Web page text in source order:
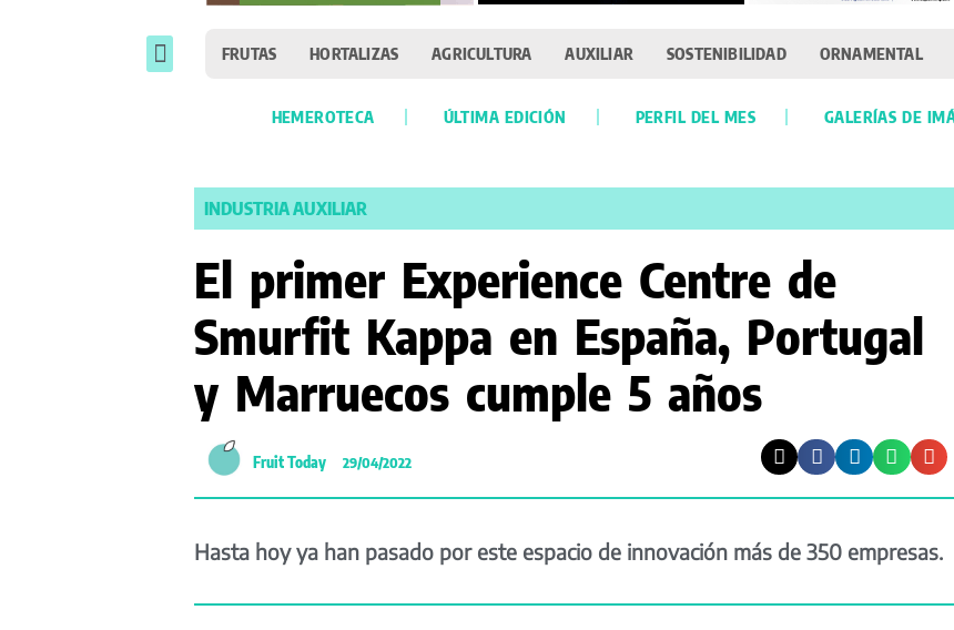
FRUTAS HORTALIZAS AGRICULTURA AUXILIAR SOSTENIBILIDAD ORNAMENTAL
HEMEROTECA ÚLTIMA EDICIÓN PERFIL DEL MES GALERÍAS DE
INDUSTRIA AUXILIAR
El primer Experience Centre de
Smurfit Kappa en España, Portugal
y Marruecos cumple 5 años
Fruit Today 29/04/2022
Hasta hoy ya han pasado por este espacio de innovación más de 350 empresas.